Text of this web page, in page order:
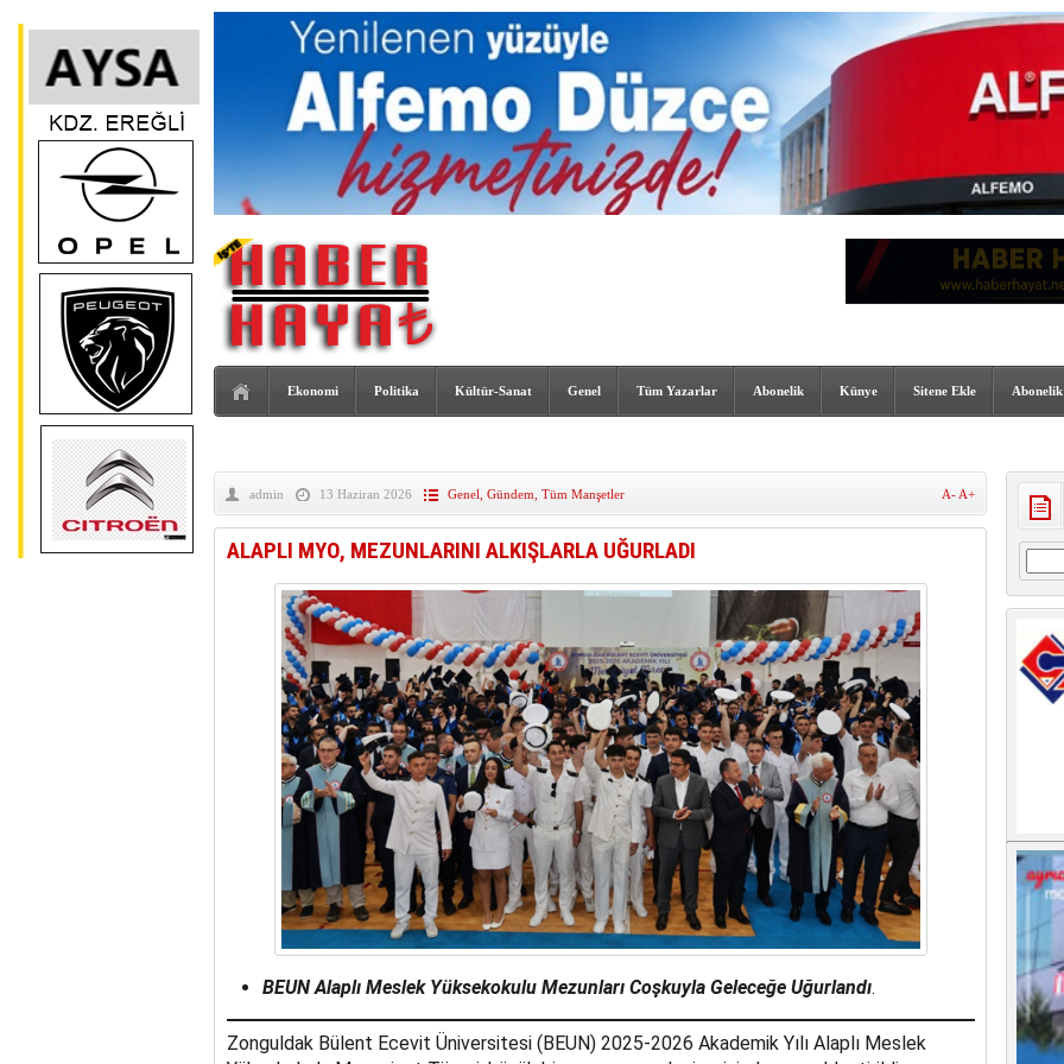
Ekonomi Politika Kültür-Sanat Genel Tüm Yazarlar Abonelik Künye Sitene Ekle Abonelik
admin 13 Haziran 2026 Genel Gündem Tüm Manşetler A- A+
ALAPLI MYO, MEZUNLARINI ALKIŞLARLA UĞURLADI
BEUN Alaplı Meslek Yüksekokulu Mezunları Coşkuyla Geleceğe Uğurlandı.
Zonguldak Bülent Ecevit Üniversitesi (BEUN) 2025-2026 Akademik Yılı Alaplı Meslek
Arama: